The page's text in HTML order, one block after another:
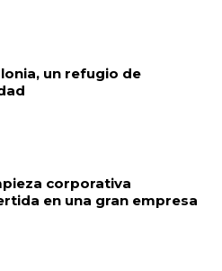
un refugio de
corporativa
en una gran empresa